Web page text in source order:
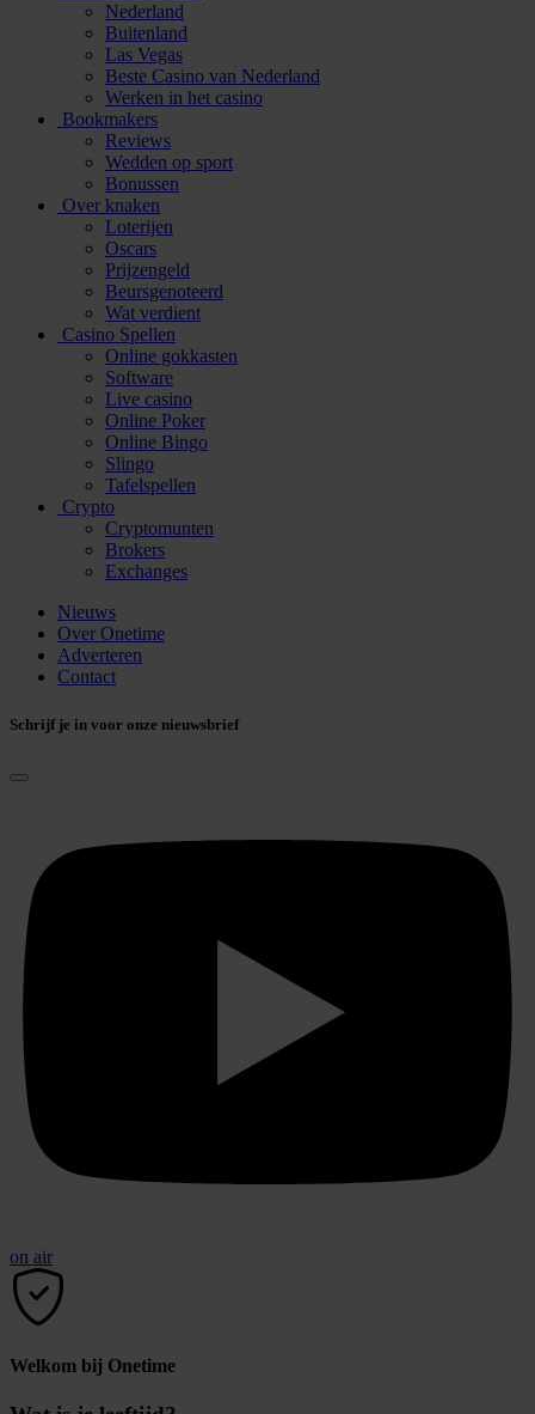
Nederland
Buitenland
Las Vegas
Beste Casino van Nederland
Werken in het casino
Bookmakers
Reviews
Wedden op sport
Bonussen
Over knaken
Loterijen
Oscars
Prijzengeld
Beursgenoteerd
Wat verdient
Casino Spellen
Online gokkasten
Software
Live casino
Online Poker
Online Bingo
Slingo
Tafelspellen
Crypto
Cryptomunten
Brokers
Exchanges
Nieuws
Over Onetime
Adverteren
Contact
Schrijf je in voor onze nieuwsbrief
on air
Welkom bij Onetime